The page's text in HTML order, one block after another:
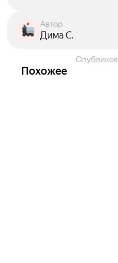
Автор
Дима С.
Похожее